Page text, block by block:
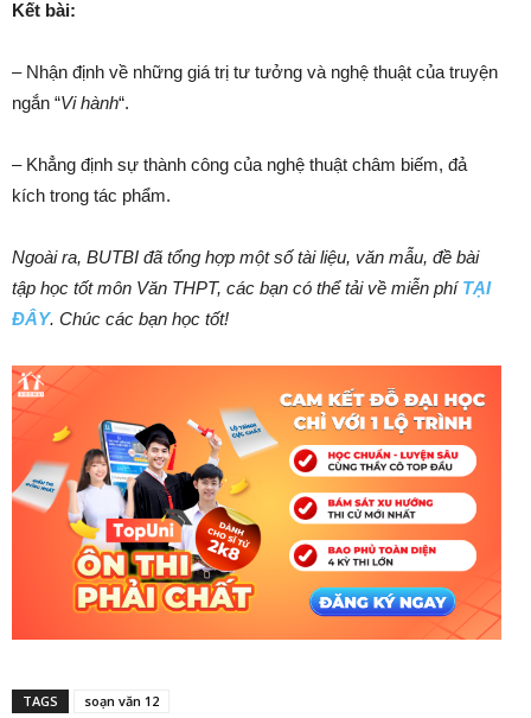
Kết bài:
– Nhận định về những giá trị tư tưởng và nghệ thuật của truyện
ngắn “Vi hành“.
– Khẳng định sự thành công của nghệ thuật châm biếm, đả
kích trong tác phẩm.
Ngoài ra, BUTBI đã tổng hợp một số tài liệu, văn mẫu, đề bài
tập học tốt môn Văn THPT, các bạn có thể tải về miễn phíTẠI
ĐÂY. Chúc các bạn học tốt!
TAGS soạn văn 12